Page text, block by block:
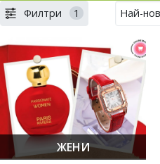
Филтри 1
ЖЕНИ